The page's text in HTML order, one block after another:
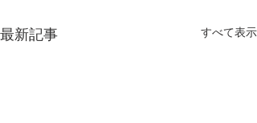
最新記事 すべて表示